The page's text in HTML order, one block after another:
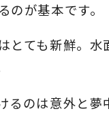
が基本です。
とても新鮮。水
のは意外と夢